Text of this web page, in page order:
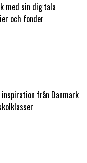
med sin digitala
och fonder
från Danmark